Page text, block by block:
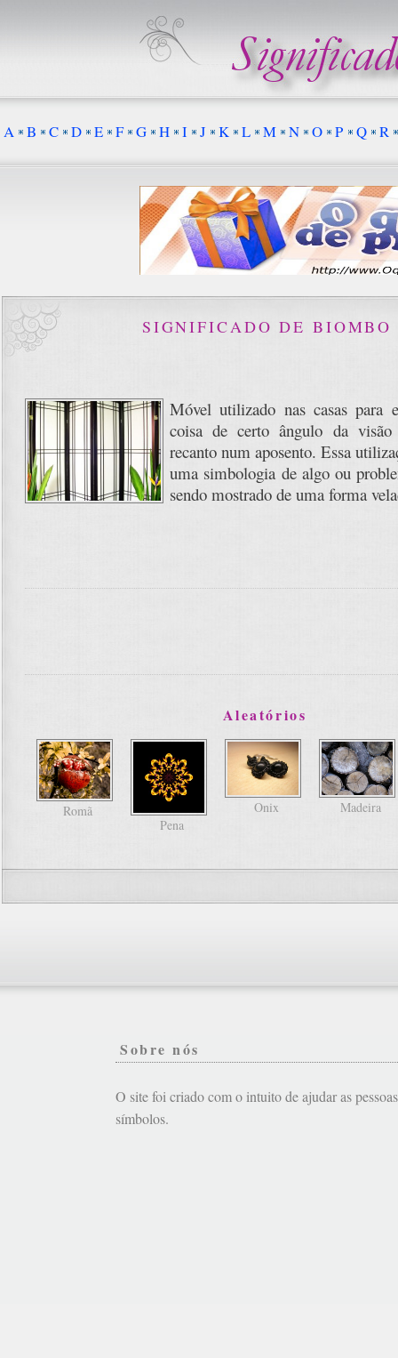
SIGNIFICADO DE BIOMBO
Móvel utilizado nas casas para
coisa de certo ângulo da
recanto num aposento. Essa
uma simbologia de algo ou
sendo mostrado de uma forma
Aleatórios
Romã
Pena
Onix Madeira
A B C D E F G H I J K L M N O P Q R
Sobre nós
O site foi criado com o intuito de ajudar as
símbolos.